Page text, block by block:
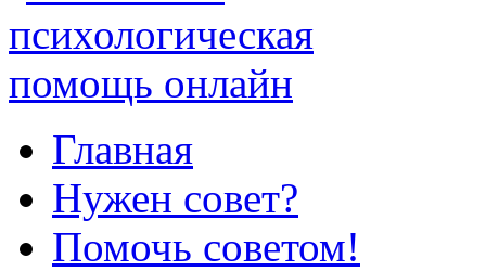
Главная
Нужен совет?
Помочь советом!